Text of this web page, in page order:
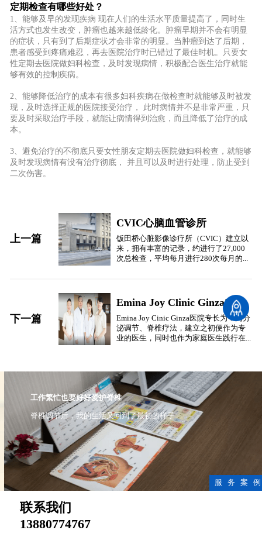
定期检查有哪些好处？
1、能够及早的发现疾病 现在人们的生活水平质量提高了，同时生
活方式也发生改变，肿瘤也越来越低龄化。肿瘤早期并不会有明显
的症状，只有到了后期症状才会非常的明显。当肿瘤到达了后期，
患者感受到疼痛难忍，再去医院治疗时已错过了最佳时机。只要女
性定期去医院做妇科检查，及时发现病情，积极配合医生治疗就能
够有效的控制疾病。
2、能够降低治疗的成本有很多妇科疾病在做检查时就能够及时被发
现，及时选择正规的医院接受治疗， 此时病情并不是非常严重，只
要及时采取治疗手段，就能让病情得到治愈，而且降低了治疗的成
本。
3、避免治疗的不彻底只要女性朋友定期去医院做妇科检查，就能够
及时发现病情有没有治疗彻底， 并且可以及时进行处理，防止受到
二次伤害。
上一篇
CVIC心脑血管诊所
饭田桥心脏影像诊疗所（CVIC）建立以
来，拥有丰富的记录，约进行了27,000
次总检查，平均每月进行280次每月的...
下一篇
Emina Joy Clinic Ginza内分泌诊所
Emina Joy Cinic Ginza医院专长为：内分
泌调节、脊椎疗法，建立之初便作为专
业的医生，同时也作为家庭医生践行在...
工作繁忙也要好好爱护脊椎
脊椎调节后，我的生活又回到了最初的样子
服 务 案 例
联系我们
13880774767